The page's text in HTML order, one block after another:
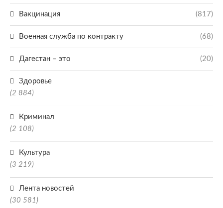
Вакцинация (817)
Военная служба по контракту (68)
Дагестан – это (20)
Здоровье
(2 884)
Криминал
(2 108)
Культура
(3 219)
Лента новостей
(30 581)